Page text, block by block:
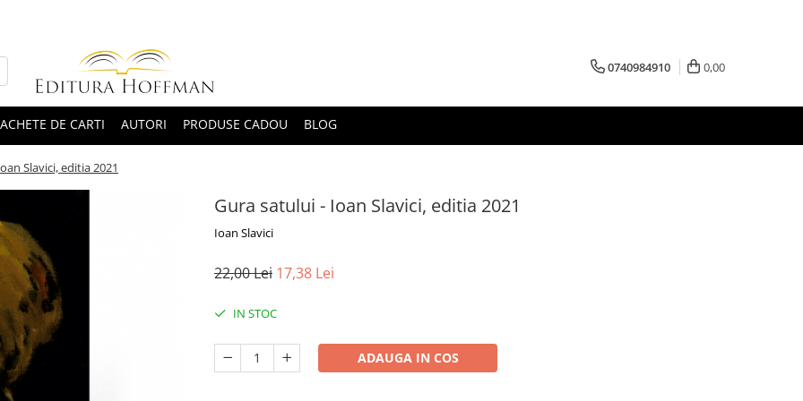
0740984910 0,00
DE CARTI AUTORI PRODUSE CADOU BLOG
Slavici, editia 2021
Gura satului - Ioan Slavici, editia 2021
Ioan Slavici
22,00 Lei 17,38 Lei
IN STOC
ADAUGA IN COS